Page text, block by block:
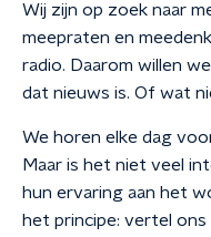
Wij zijn op zoek naar
meepraten en
radio. Daarom willen
dat nieuws is. Of wat
We horen elke dag
Maar is het niet veel
hun ervaring aan het
het principe: vertel